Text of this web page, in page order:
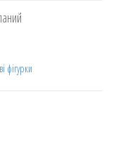
фігурки